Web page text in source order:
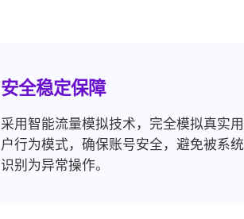
安全稳定保障
采用智能流量模拟技术，完全模拟真实用
户行为模式，确保账号安全，避免被系统
识别为异常操作。